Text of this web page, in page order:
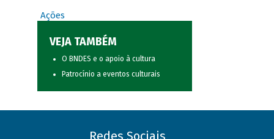
Ações
VEJA TAMBÉM
O BNDES e o apoio à cultura
Patrocínio a eventos culturais
Redes Sociais